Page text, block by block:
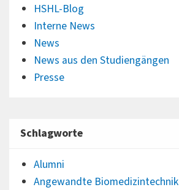
HSHL-Blog
Interne News
News
News aus den Studiengängen
Presse
Schlagworte
Alumni
Angewandte Biomedizintechnik